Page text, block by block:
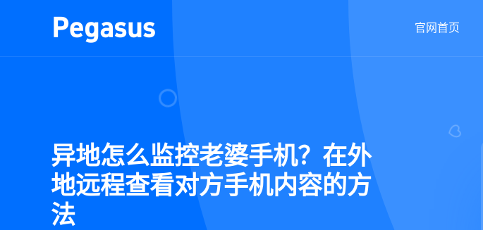
官网首页
异地怎么监控老婆手机？在外
地远程查看对方手机内容的方
法